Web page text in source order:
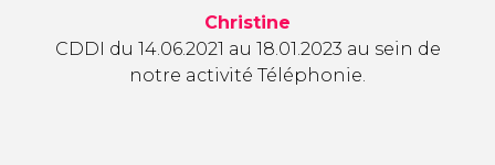
Christine
CDDI du 14.06.2021 au 18.01.2023 au sein de
notre activité Téléphonie.